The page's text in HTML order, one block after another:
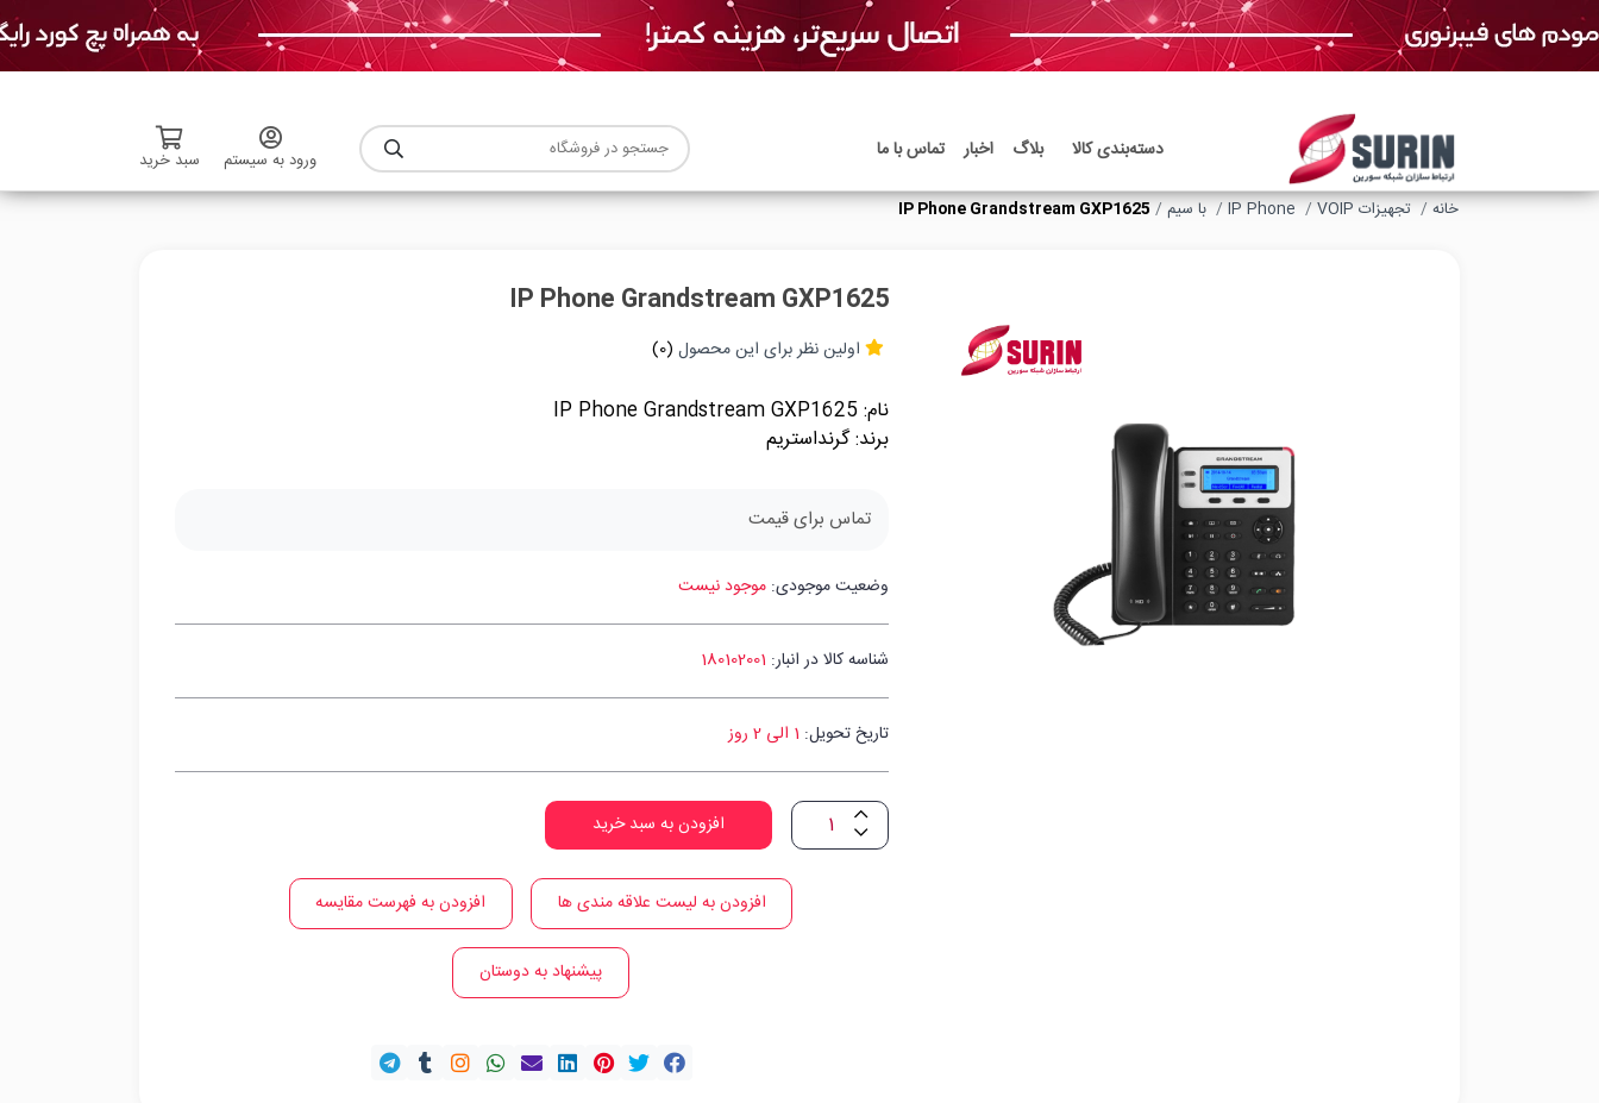
دسته‌بندی‌ کالا بلاگ اخبار تماس با ما ورود به سیستم
سبد خرید
خانه
تجهیزات VOIP IP Phone با سیم IP Phone Grandstream GXP1625
IP Phone Grandstream GXP1625
اولین نظر برای این محصول (0)
نام: IP Phone Grandstream GXP1625
برند: گرنداستریم
تماس برای قیمت
وضعیت موجودی: موجود نیست
شناسه کالا در انبار: 180102001
تاریخ تحویل: 1 الی 2 روز
افزودن به سبد خرید
افزودن به لیست علاقه مندی ها افزودن به فهرست مقایسه
پیشنهاد به دوستان